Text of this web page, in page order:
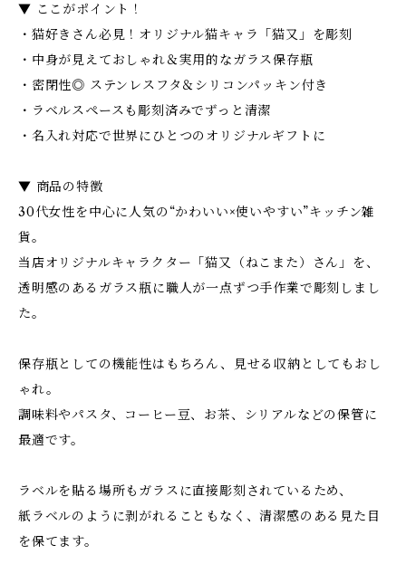
▼ ここがポイント！
・猫好きさん必見！オリジナル猫キャラ「猫又」を彫刻
・中身が見えておしゃれ＆実用的なガラス保存瓶
・密閉性◎ ステンレスフタ＆シリコンパッキン付き
・ラベルスペースも彫刻済みでずっと清潔
・名入れ対応で世界にひとつのオリジナルギフトに
▼ 商品の特徴
30代女性を中心に人気の“かわいい×使いやすい”キッチン雑
貨。
当店オリジナルキャラクター「猫又（ねこまた）さん」を、
透明感のあるガラス瓶に職人が一点ずつ手作業で彫刻しまし
た。
保存瓶としての機能性はもちろん、見せる収納としてもおし
ゃれ。
調味料やパスタ、コーヒー豆、お茶、シリアルなどの保管に
最適です。
ラベルを貼る場所もガラスに直接彫刻されているため、
紙ラベルのように剥がれることもなく、清潔感のある見た目
を保てます。